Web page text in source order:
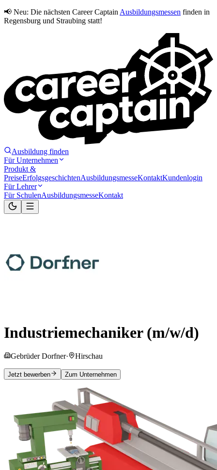
📢 Neu: Die nächsten Career Captain Ausbildungsmessen finden in
Regensburg und Straubing statt!
Ausbildung finden
Für Unternehmen
Produkt &
PreiseErfolgsgeschichtenAusbildungsmesseKontaktKundenlogin
Für Lehrer
Für SchulenAusbildungsmesseKontakt
Industriemechaniker (m/w/d)
Gebrüder Dorfner· Hirschau
Jetzt bewerben Zum Unternehmen